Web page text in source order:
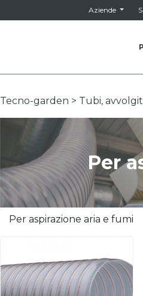
Aziende
Tecno-garden > Tubi,
Per
Per aspirazione aria e fumi